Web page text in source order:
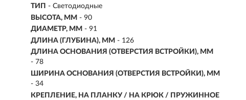
ТИП - Светодиодные
ВЫСОТА, ММ - 90
ДИАМЕТР, ММ - 91
ДЛИНА (ГЛУБИНА), ММ - 126
ДЛИНА ОСНОВАНИЯ (ОТВЕРСТИЯ ВСТРОЙКИ), ММ
- 78
ШИРИНА ОСНОВАНИЯ (ОТВЕРСТИЯ ВСТРОЙКИ), ММ
- 34
КРЕПЛЕНИЕ, НА ПЛАНКУ / НА КРЮК / ПРУЖИННОЕ